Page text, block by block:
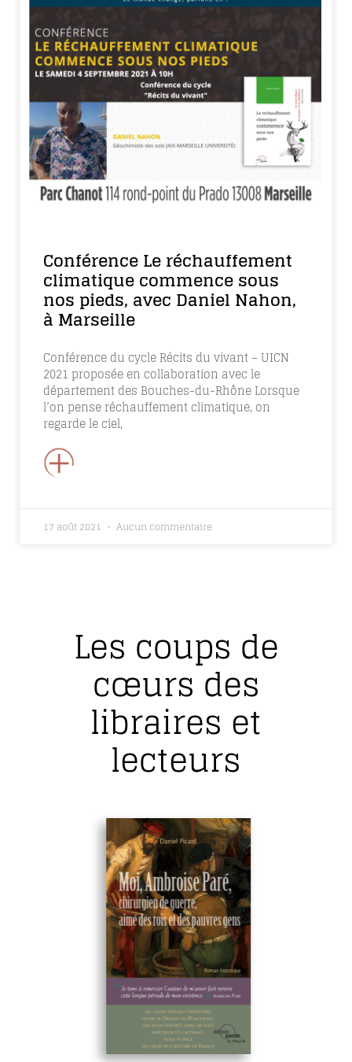
Conférence Le réchauffement
climatique commence sous
nos pieds, avec Daniel Nahon,
à Marseille
Conférence du cycle Récits du vivant – UICN
2021 proposée en collaboration avec le
département des Bouches-du-Rhône Lorsque
l’on pense réchauffement climatique, on
regarde le ciel,
+
17 août 2021 Aucun commentaire
Les coups de
cœurs des
libraires et
lecteurs